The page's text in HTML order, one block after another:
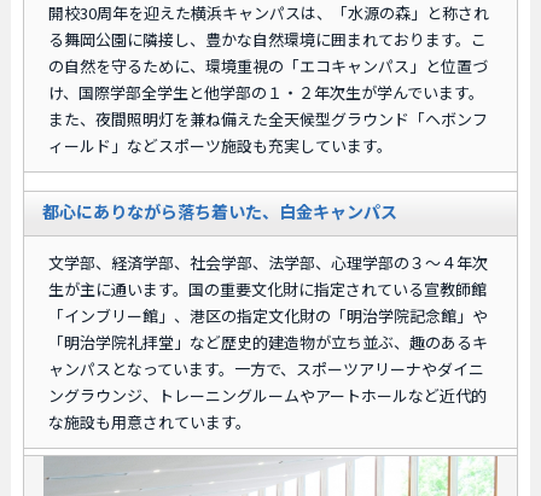
開校30周年を迎えた横浜キャンパスは、「水源の森」と称され
る舞岡公園に隣接し、豊かな自然環境に囲まれております。こ
の自然を守るために、環境重視の「エコキャンパス」と位置づ
け、国際学部全学生と他学部の１・２年次生が学んでいます。
また、夜間照明灯を兼ね備えた全天候型グラウンド「ヘボンフ
ィールド」などスポーツ施設も充実しています。
都心にありながら落ち着いた、白金キャンパス
文学部、経済学部、社会学部、法学部、心理学部の３～４年次
生が主に通います。国の重要文化財に指定されている宣教師館
「インブリー館」、港区の指定文化財の「明治学院記念館」や
「明治学院礼拝堂」など歴史的建造物が立ち並ぶ、趣のあるキ
ャンパスとなっています。一方で、スポーツアリーナやダイニ
ングラウンジ、トレーニングルームやアートホールなど近代的
な施設も用意されています。